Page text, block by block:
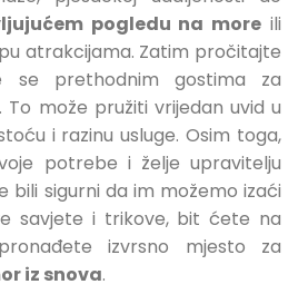
pogledu na more ili
atrakcijama. Zatim pročitajte
se prethodnim gostima za
To može pružiti vrijedan uvid u
i razinu usluge. Osim toga,
potrebe i želje upravitelju
bili sigurni da im možemo izaći
savjete i trikove, bit ćete na
izvrsno mjesto za
iz snova.